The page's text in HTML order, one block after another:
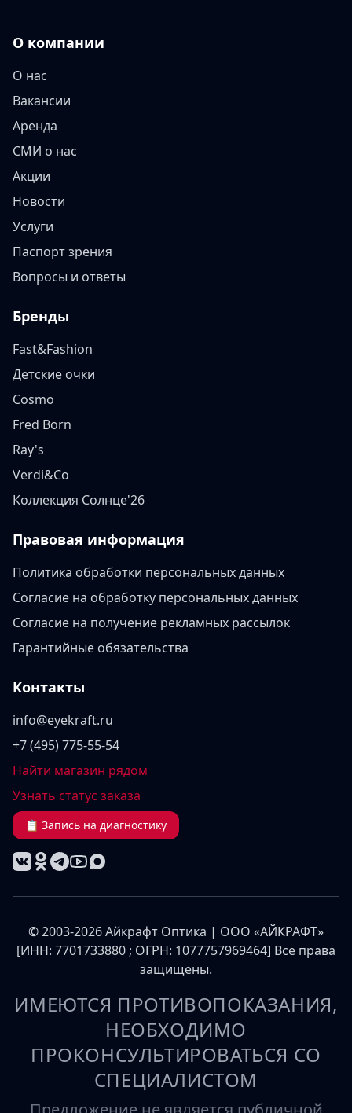
О компании
О нас
Вакансии
Аренда
СМИ о нас
Акции
Новости
Услуги
Паспорт зрения
Вопросы и ответы
Бренды
Fast&Fashion
Детские очки
Cosmo
Fred Born
Ray's
Verdi&Co
Коллекция Солнце'26
Правовая информация
Политика обработки персональных данных
Согласие на обработку персональных данных
Согласие на получение рекламных рассылок
Гарантийные обязательства
Контакты
info@eyekraft.ru
+7 (495) 775-55-54
Найти магазин рядом
Узнать статус заказа
📋 Запись на диагностику
© 2003-2026 Айкрафт Оптика | ООО «АЙКРАФТ»
[ИНН: 7701733880 ; ОГРН: 1077757969464] Все права
защищены.
ИМЕЮТСЯ ПРОТИВОПОКАЗАНИЯ,
НЕОБХОДИМО
ПРОКОНСУЛЬТИРОВАТЬСЯ СО
СПЕЦИАЛИСТОМ